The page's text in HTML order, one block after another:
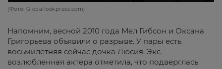
(Фото: Globallookpress.com)
Напомним, весной 2010 года Мел Гибсон и Оксана
Григорьева объявили о разрыве. У пары есть
восьмилетняя сейчас дочка Люсия. Экс-
возлюбленная актера отметила, что подверглась